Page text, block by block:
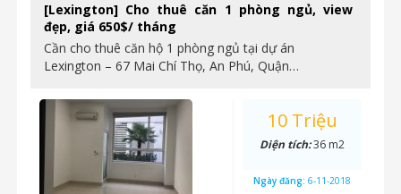
[Lexington] Cho thuê căn 1 phòng ngủ, view
đẹp, giá 650$/ tháng
Cần cho thuê căn hộ 1 phòng ngủ tại dự án
Lexington – 67 Mai Chí Thọ, An Phú, Quận…
10 Triệu
Diện tích:36 m2
Ngày đăng: 6-11-2018